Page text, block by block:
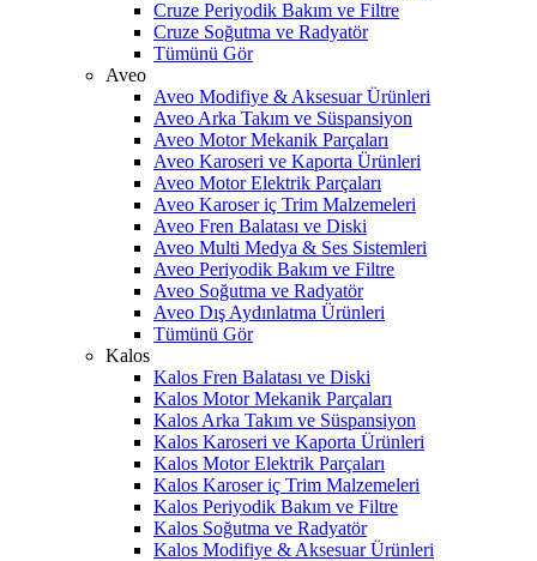
Cruze Periyodik Bakım ve Filtre
Cruze Soğutma ve Radyatör
Tümünü Gör
Aveo
Aveo Modifiye & Aksesuar Ürünleri
Aveo Arka Takım ve Süspansiyon
Aveo Motor Mekanik Parçaları
Aveo Karoseri ve Kaporta Ürünleri
Aveo Motor Elektrik Parçaları
Aveo Karoser iç Trim Malzemeleri
Aveo Fren Balatası ve Diski
Aveo Multi Medya & Ses Sistemleri
Aveo Periyodik Bakım ve Filtre
Aveo Soğutma ve Radyatör
Aveo Dış Aydınlatma Ürünleri
Tümünü Gör
Kalos
Kalos Fren Balatası ve Diski
Kalos Motor Mekanik Parçaları
Kalos Arka Takım ve Süspansiyon
Kalos Karoseri ve Kaporta Ürünleri
Kalos Motor Elektrik Parçaları
Kalos Karoser iç Trim Malzemeleri
Kalos Periyodik Bakım ve Filtre
Kalos Soğutma ve Radyatör
Kalos Modifiye & Aksesuar Ürünleri